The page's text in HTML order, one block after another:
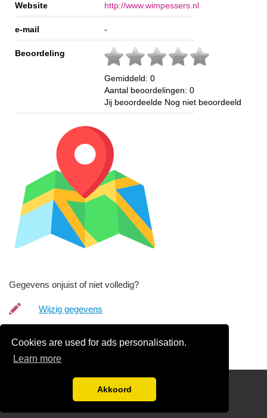
Cookies are used for ads personalisation.
Learn more
Akkoord
Website http://www.wimpessers.nl
e-mail -
Beoordeling
Gemiddeld: 0
Aantal beoordelingen: 0
Jij beoordeelde Nog niet beoordeeld
Gegevens onjuist of niet volledig?
Wijzig gegevens